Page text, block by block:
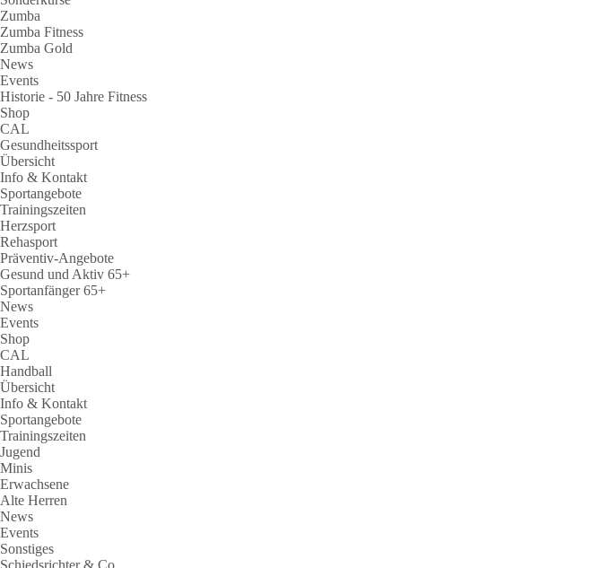
Zumba
Zumba Fitness
Zumba Gold
News
Events
Historie - 50 Jahre Fitness
Shop
CAL
Gesundheitssport
Übersicht
Info & Kontakt
Sportangebote
Trainingszeiten
Herzsport
Rehasport
Präventiv-Angebote
Gesund und Aktiv 65+
Sportanfänger 65+
News
Events
Shop
CAL
Handball
Übersicht
Info & Kontakt
Sportangebote
Trainingszeiten
Jugend
Minis
Erwachsene
Alte Herren
News
Events
Sonstiges
Schiedsrichter & Co